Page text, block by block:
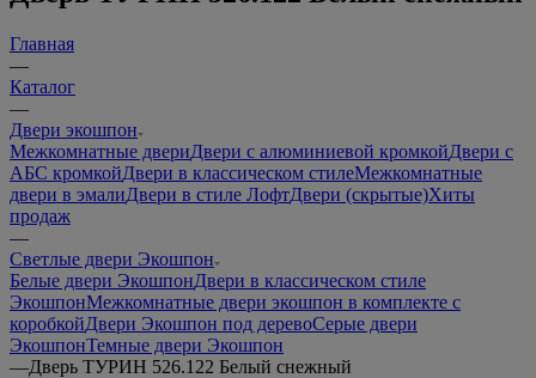
Главная
—
Каталог
—
Двери экошпон
Межкомнатные двериДвери с алюминиевой кромкойДвери с
АБС кромкойДвери в классическом стилеМежкомнатные
двери в эмалиДвери в стиле ЛофтДвери (скрытые)Хиты
продаж
—
Светлые двери Экошпон
Белые двери ЭкошпонДвери в классическом стиле
ЭкошпонМежкомнатные двери экошпон в комплекте с
коробкойДвери Экошпон под деревоСерые двери
ЭкошпонТемные двери Экошпон
—Дверь ТУРИН 526.122 Белый снежный